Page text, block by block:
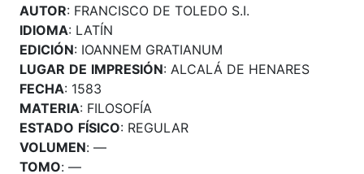
AUTOR: FRANCISCO DE TOLEDO S.I.
IDIOMA: LATÍN
EDICIÓN: IOANNEM GRATIANUM
LUGAR DE IMPRESIÓN: ALCALÁ DE HENARES
FECHA: 1583
MATERIA: FILOSOFÍA
ESTADO FÍSICO: REGULAR
VOLUMEN: —
TOMO: —